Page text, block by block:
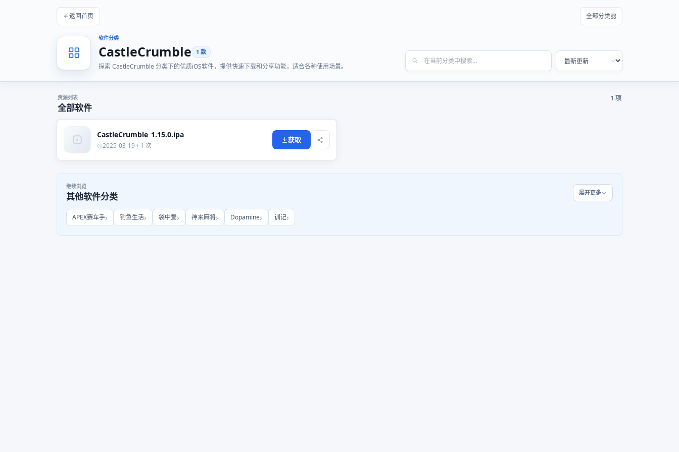
返回首页 全部分类
软件分类
CastleCrumble 1 款
探索 CastleCrumble 分类下的优质iOS软件，提供快速下载和分享功能，适合各种使用场景。
资源列表
全部软件
1 项
CastleCrumble_1.15.0.ipa
2025-03-19 1 次
获取
继续浏览
其他软件分类 展开更多
APEX赛车手 钓鱼生活 袋中爱 神来麻将 Dopamine 训记